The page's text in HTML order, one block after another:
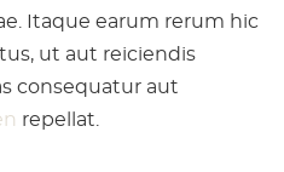
Itaque earum rerum hic
ut aut reiciendis
consequatur aut
repellat.